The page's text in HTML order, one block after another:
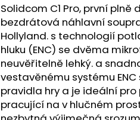
Solidcom C1 Pro, první plně
bezdrátová náhlavní
Hollyland. s technologií
hluku (ENC) se dvěma
neuvěřitelně lehký. a
vestavěnému systému
pravidla hry a je ideální
pracující na v hlučném